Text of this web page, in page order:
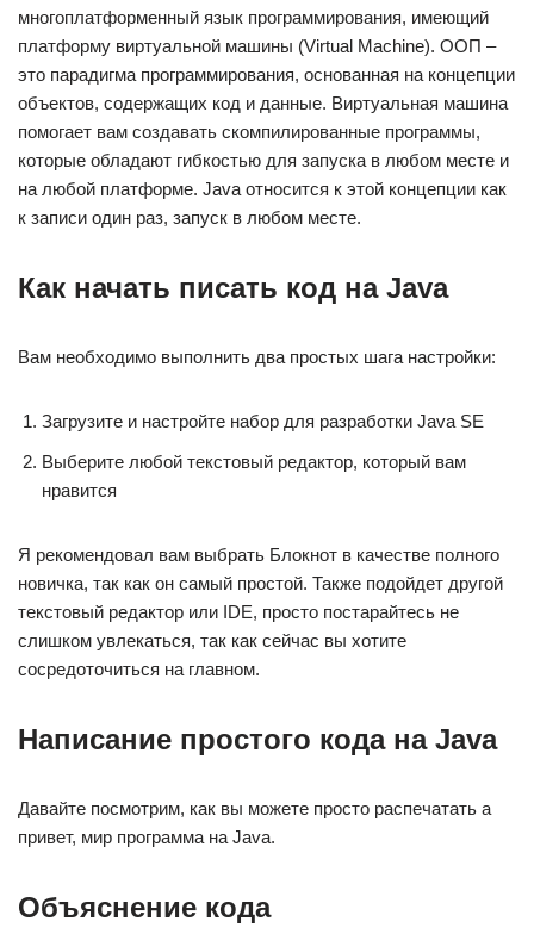
многоплатформенный язык программирования, имеющий
платформу виртуальной машины (Virtual Machine). ООП –
это парадигма программирования, основанная на концепции
объектов, содержащих код и данные. Виртуальная машина
помогает вам создавать скомпилированные программы,
которые обладают гибкостью для запуска в любом месте и
на любой платформе. Java относится к этой концепции как
к записи один раз, запуск в любом месте.
Как начать писать код на Java
Вам необходимо выполнить два простых шага настройки:
Загрузите и настройте набор для разработки Java SE
Выберите любой текстовый редактор, который вам
нравится
Я рекомендовал вам выбрать Блокнот в качестве полного
новичка, так как он самый простой. Также подойдет другой
текстовый редактор или IDE, просто постарайтесь не
слишком увлекаться, так как сейчас вы хотите
сосредоточиться на главном.
Написание простого кода на Java
Давайте посмотрим, как вы можете просто распечатать a
привет, мир программа на Java.
Объяснение кода